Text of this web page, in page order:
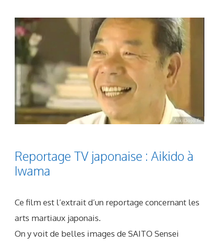
Reportage TV japonaise : Aikido à
Iwama
Ce film est l’extrait d’un reportage concernant les
arts martiaux japonais.
On y voit de belles images de SAITO Sensei